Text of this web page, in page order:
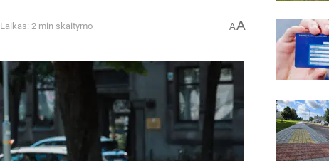
Laikas: 2 min skaitymo AA